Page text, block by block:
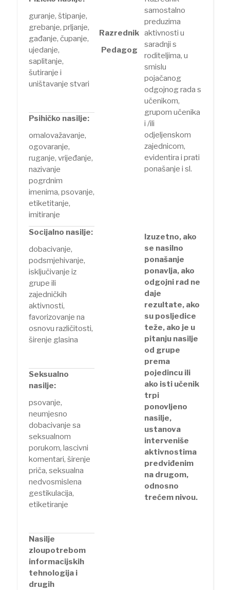
guranje, štipanje,
grebanje, prljanje,
gađanje, čupanje,
ujedanje,
saplitanje,
šutiranje i
uništavanje stvari
Razrednik
Pedagog
samostalno
preduzima
aktivnosti u
saradnji s
roditeljima, u
smislu
pojačanog
odgojnog rada s
učenikom,
grupom učenika
i /ili
odjeljenskom
zajednicom,
evidentira i prati
ponašanje i sl.
Izuzetno, ako
se nasilno
ponašanje
ponavlja, ako
odgojni rad ne
daje
rezultate, ako
su posljedice
teže, ako je u
pitanju nasilje
od grupe
prema
pojedincu ili
ako isti učenik
trpi
ponovljeno
nasilje,
ustanova
interveniše
aktivnostima
predviđenim
na drugom,
odnosno
trećem nivou.
Psihičko nasilje:
omalovažavanje,
ogovaranje,
ruganje, vrijeđanje,
nazivanje
pogrdnim
imenima, psovanje,
etiketitanje,
imitiranje
Socijalno nasilje:
dobacivanje,
podsmjehivanje,
isključivanje iz
grupe ili
zajedničkih
aktivnosti,
favorizovanje na
osnovu različitosti,
širenje glasina
Seksualno
nasilje:
psovanje,
neumjesno
dobacivanje sa
seksualnom
porukom, lascivni
komentari, širenje
priča, seksualna
nedvosmislena
gestikulacija,
etiketiranje
Nasilje
zloupotrebom
informacijskih
tehnologija i
drugih